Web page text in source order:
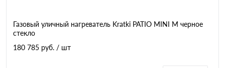
Газовый уличный нагреватель Kratki PATIO MINI M черное
стекло
180 785 руб. / шт